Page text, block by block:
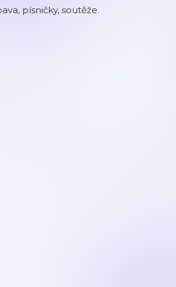
písničky, soutěže.